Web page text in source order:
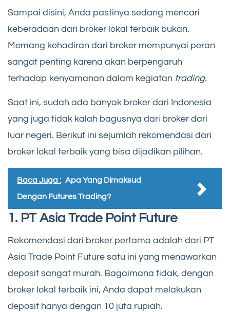
Sampai disini, Anda pastinya sedang mencari
keberadaan dari broker lokal terbaik bukan.
Memang kehadiran dari broker mempunyai peran
sangat penting karena akan berpengaruh
terhadap kenyamanan dalam kegiatan trading.
Saat ini, sudah ada banyak broker dari Indonesia
yang juga tidak kalah bagusnya dari broker dari
luar negeri. Berikut ini sejumlah rekomendasi dari
broker lokal terbaik yang bisa dijadikan pilihan.
Baca Juga : Apa Yang Dimaksud
Dengan Futures Trading?
1. PT Asia Trade Point Future
Rekomendasi dari broker pertama adalah dari PT
Asia Trade Point Future satu ini yang menawarkan
deposit sangat murah. Bagaimana tidak, dengan
broker lokal terbaik ini, Anda dapat melakukan
deposit hanya dengan 10 juta rupiah.